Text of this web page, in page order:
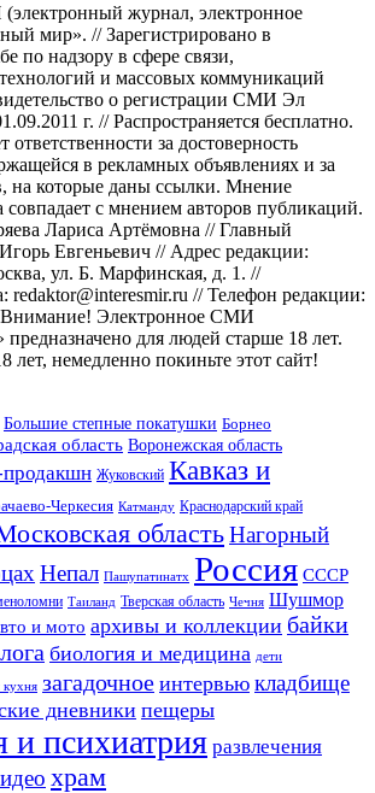
журнал, электронное
мир». // Зарегистрировано в
по надзору в сфере связи,
и массовых коммуникаций
о регистрации СМИ Эл
г. // Распространяется бесплатно.
ответственности за достоверность
в рекламных объявлениях и за
на которые даны ссылки. Мнение
совпадает с мнением авторов публикаций.
Лариса Артёмовна // Главный
Евгеньевич // Адрес редакции:
ул. Б. Марфинская, д. 1. //
redaktor@interesmir.ru // Телефон редакции:
Внимание! Электронное СМИ
для людей старше 18 лет.
лет, немедленно покиньте этот сайт!
Большие степные покатушки Борнео
область Воронежская область
Жуковский Кавказ и
Черкесия Катманду Краснодарский край
областьНагорный
Непал Пашупатинатх Россия СССР
Таиланд Тверская область Чечня Шушмор
и мото архивы и коллекции байки
биология и медицина дети
кухня загадочное интервью кладбище
дневники пещеры
и психиатрия развлечения
храм